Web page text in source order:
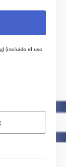
(incluido el uso